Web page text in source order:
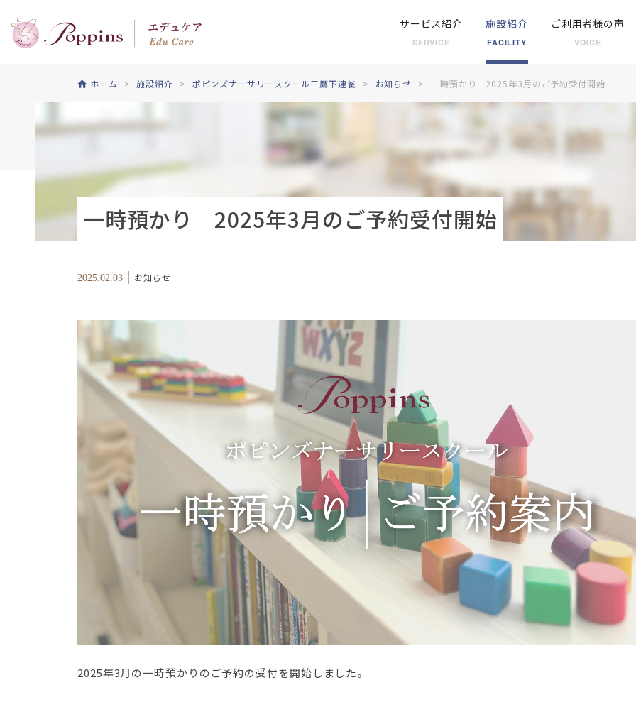
サービス紹介
SERVICE
施設紹介
FACILITY
ご利用者様の声
VOICE
ホーム 施設紹介 ポピンズナーサリースクール三鷹下連雀 お知らせ 一時預かり 2025年3月のご予約受付開始
一時預かり 2025年3月のご予約受付開始
2025.02.03 お知らせ
2025年3月の一時預かりのご予約の受付を開始しました。